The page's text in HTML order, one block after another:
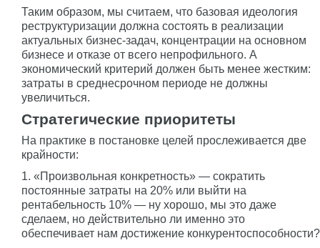
Таким образом, мы считаем, что базовая идеология
реструктуризации должна состоять в реализации
актуальных бизнес-задач, концентрации на основном
бизнесе и отказе от всего непрофильного. А
экономический критерий должен быть менее жестким:
затраты в среднесрочном периоде не должны
увеличиться.
Стратегические приоритеты
На практике в постановке целей прослеживается две
крайности:
1. «Произвольная конкретность» — сократить
постоянные затраты на 20% или выйти на
рентабельность 10% — ну хорошо, мы это даже
сделаем, но действительно ли именно это
обеспечивает нам достижение конкурентоспособности?